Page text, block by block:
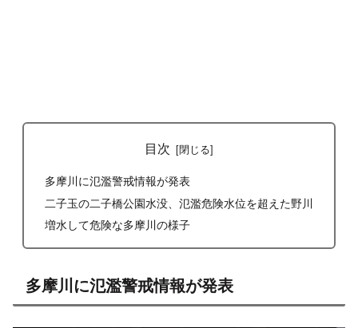
目次
多摩川に氾濫警戒情報が発表
二子玉の二子橋公園水没、氾濫危険水位を超えた野川
増水して危険な多摩川の様子
多摩川に氾濫警戒情報が発表